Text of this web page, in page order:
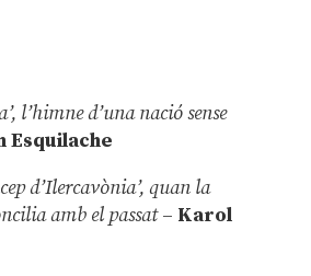
l’himne d’una nació sense
Esquilache
d’Ilercavònia’, quan la
amb el passat– Karol